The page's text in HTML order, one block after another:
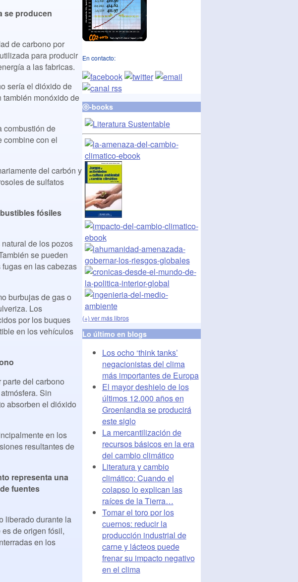
se producen
de carbono por
para producir
a las fabricas.
sería el dióxido de
también monóxido de
combustión de
combine con el
del carbón y
de sulfatos
fósiles
de los pozos
se pueden
en las cabezas
burbujas de gas o
Los
por los buques
en los vehículos
del carbono
Sin
absorben el dióxido
en los
resultantes de
representa una
fuentes
liberado durante la
de origen fósil,
en los
En contacto:
ⓔ-books
(+) ver más libros
Lo último en blogs
Los ocho ‘think tanks’
negacionistas del clima
más importantes de Europa
El mayor deshielo de los
últimos 12.000 años en
Groenlandia se producirá
este siglo
La mercantilización de
recursos básicos en la era
del cambio climático
Literatura y cambio
climático: Cuando el
colapso lo explican las
raíces de la Tierra…
Tomar el toro por los
cuernos: reducir la
producción industrial de
carne y lácteos puede
frenar su impacto negativo
en el clima